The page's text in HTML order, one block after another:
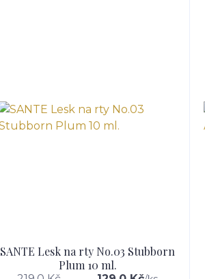
SANTE Lesk na rty No.03 Stubborn
Plum 10 ml.